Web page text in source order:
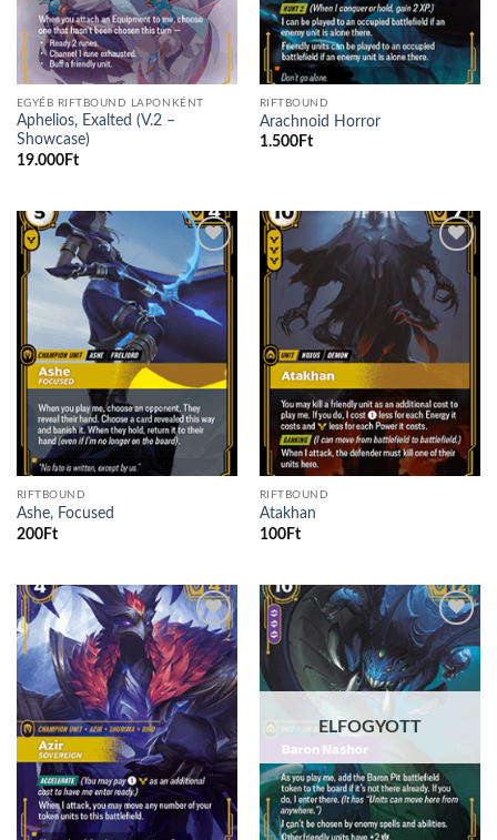
EGYÉB RIFTBOUND LAPONKÉNT
Aphelios, Exalted (V.2 –
Showcase)
19.000Ft
RIFTBOUND
Arachnoid Horror
1.500Ft
Add to
wishlist
RIFTBOUND
Ashe, Focused
200Ft
Add to
wishlist
RIFTBOUND
Atakhan
100Ft
Add to
wishlist
Add to
wishlist
ELFOGYOTT